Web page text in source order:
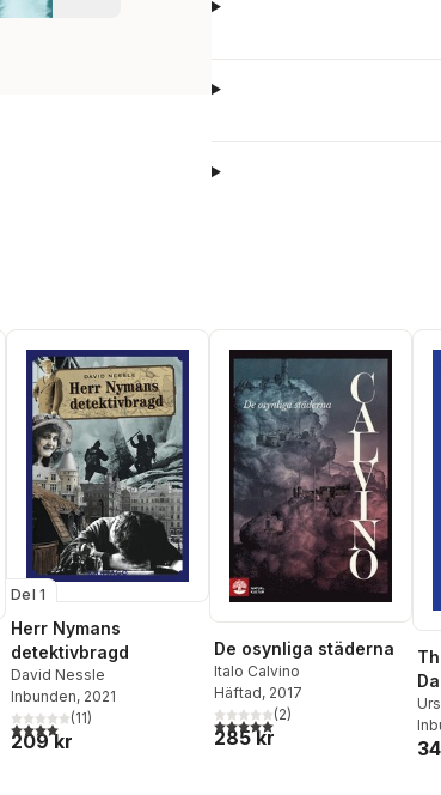
Del 1
Herr Nymans
detektivbragd
David Nessle
Inbunden, 2021
4,0utav 5 stjärnor. Totalt antal röster:
(11)
209 kr
De osynliga städerna
Italo Calvino
Häftad, 2017
5,0utav 5 stjärnor. Totalt antal
(2)
285 kr